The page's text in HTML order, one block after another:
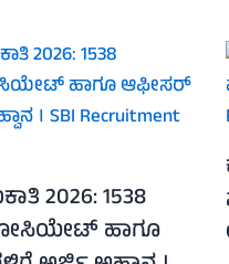
2026: 1538
ಹಾಗೂ